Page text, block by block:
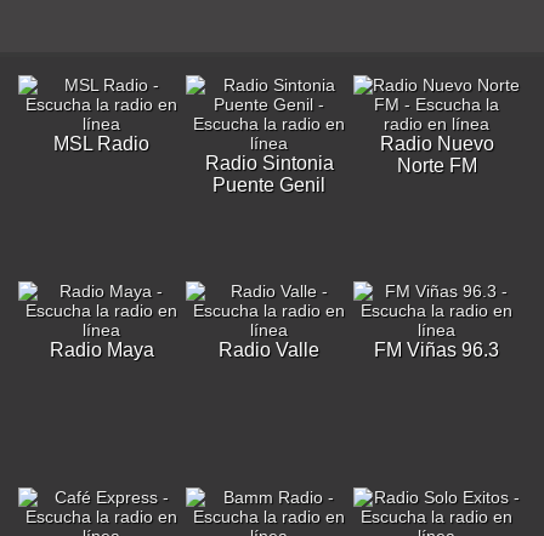
MSL Radio
Radio Sintonia
Puente Genil
Radio Nuevo
Norte FM
Radio Maya Radio Valle FM Viñas 96.3